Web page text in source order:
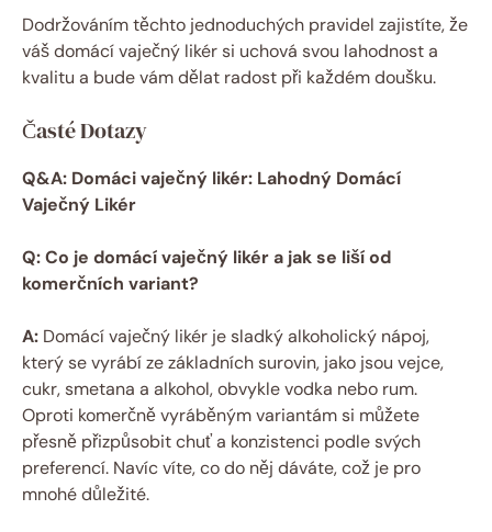
Dodržováním těchto jednoduchých pravidel zajistíte, že
váš domácí vaječný likér si uchová svou lahodnost a
kvalitu a bude vám dělat radost při každém doušku.
Časté Dotazy
Q&A: Domáci vaječný likér: Lahodný Domácí
Vaječný Likér
Q: Co je domácí vaječný likér a jak se liší od
komerčních variant?
A: Domácí vaječný likér je sladký alkoholický nápoj,
který se vyrábí ze základních surovin, jako jsou vejce,
cukr, smetana a alkohol, obvykle vodka nebo rum.
Oproti komerčně vyráběným variantám si můžete
přesně přizpůsobit chuť a konzistenci podle svých
preferencí. Navíc víte, co do něj dáváte, což je pro
mnohé důležité.